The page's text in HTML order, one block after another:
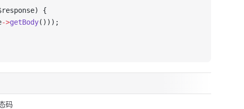
{
->getBody()));
码